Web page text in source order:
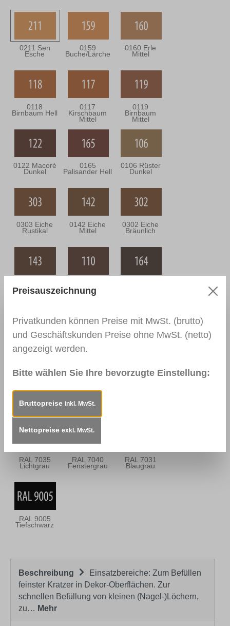
0211 Sen
Esche
0159
Buche/Lärche
0160 Erle
Mittel
0118
Birnbaum Hell
0117
Kirschbaum
Mittel
0119
Birnbaum
Mittel
0122 Macoré
Dunkel
0165
Palisander Hell
0106 Rüster
Dunkel
0303 Eiche
Rustikal
0142 Eiche
Mittel
0302 Eiche
Bräunlich
Dunkel Nussbaum
Mittel
Mahagoni Hell Mahagoni
Dunkel
RAL 9010
Reinweiß
RAL 9016
Verkehrsweiß
RAL 7035
Lichtgrau
RAL 7040
Fenstergrau
RAL 7031
Blaugrau
RAL 9005
Tiefschwarz
Beschreibung
Einsatzbereiche: Zum Befüllen
feinster Kratzer in Dekor-Oberflächen. Zur
schnellen Befüllung von kleinen (Nagel-)Löchern,
zu… Mehr
Preisauszeichnung
Privatkunden können Preise mit MwSt. (brutto)
und Geschäftskunden Preise ohne MwSt. (netto)
angezeigt werden.
Bitte wählen Sie Ihre bevorzugte Einstellung:
Bruttopreise inkl. MwSt.
Nettopreise exkl. MwSt.